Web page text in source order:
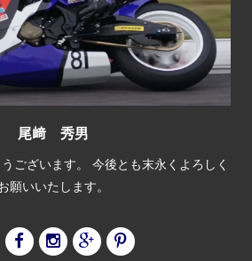
尾﨑 秀男
ございます。 今後とも末永くよろしく
願いいたします。